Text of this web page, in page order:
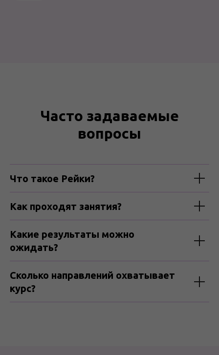
Часто задаваемые
вопросы
Что такое Рейки?
Как проходят занятия?
Какие результаты можно
ожидать?
Сколько направлений охватывает
курс?